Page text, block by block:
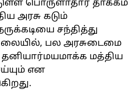
பொருளாதார தாக்கம்
அரசு கடும்
சந்தித்து
பல அரசுடைமை
மத்திய
என